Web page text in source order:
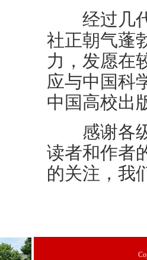
经过几代
社正朝气蓬
力，发愿在
应与中国科
中国高校出
感谢各级
读者和作者
的关注，我